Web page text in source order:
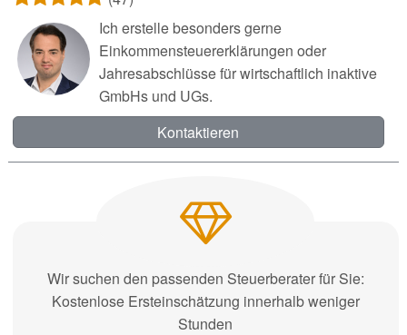
Ich erstelle besonders gerne
Einkommensteuererklärungen oder
Jahresabschlüsse für wirtschaftlich inaktive
GmbHs und UGs.
Kontaktieren
Wir suchen den passenden Steuerberater für Sie:
Kostenlose Ersteinschätzung innerhalb weniger
Stunden